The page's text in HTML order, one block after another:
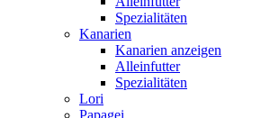
Spezialitäten
Kanarien
Kanarien anzeigen
Alleinfutter
Spezialitäten
Lori
Papagei